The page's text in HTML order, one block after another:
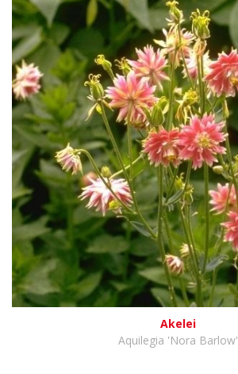
Akelei
Aquilegia 'Nora Barlow'